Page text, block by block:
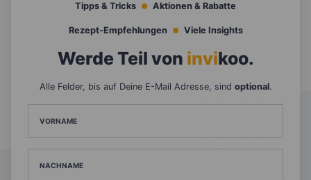
Tipps & Tricks Aktionen & Rabatte
Rezept-Empfehlungen Viele Insights
Werde Teil von invikoo.
Alle Felder, bis auf Deine E-Mail Adresse, sind optional.
VORNAME
NACHNAME